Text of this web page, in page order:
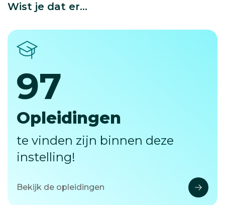
Wist je dat er...
97
97
Opleidingen
te vinden zijn binnen deze
instelling!
Bekijk de opleidingen